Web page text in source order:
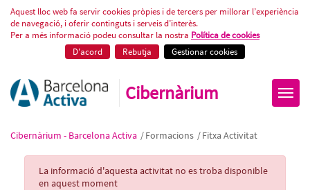
Fitxa Activitat
Aquest lloc web fa servir cookies pròpies i de tercers per millorar l’experiència
de navegació, i oferir continguts i serveis d’interès.
Per a més informació podeu consultar la nostra Política de cookies
D'acord
Rebutja Gestionar cookies
Cibernàrium
Cibernàrium - Barcelona Activa /Formacions /Fitxa Activitat
Activity Record
La informació d'aquesta activitat no es troba disponible
en aquest moment